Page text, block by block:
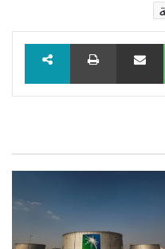
WhatsAppمشاركة عبر البريد طباعة